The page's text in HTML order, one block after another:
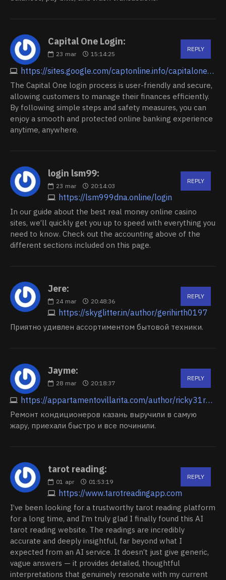
Capital One Login:
23 mar 15:14:25
https://sites.google.com/captonline.info/capitaloneloginn/home
REPLY
The Capital One login process is user-friendly and secure,
allowing customers to manage their finances efficiently.
By following simple steps and safety measures, you can
enjoy a smooth and protected online banking experience
anytime, anywhere.
login lsm99:
23 mar 20:14:03
https://lsm999dna.online/login
REPLY
In our guide about the best real money online casino
sites, we’ll quickly get you up to speed with everything you
need to know. Check out the accounting above of the
different sections included on this page.
Jere:
24 mar 20:48:36
https://skyglitter.in/author/gerihirth0197
REPLY
Приятно удивлен ассортиментом бытовой техники.
Jayme:
28 mar 20:18:37
https://appartamentovillarita.com/author/ricky31r441874
REPLY
Ремонт кондиционеров казань выручили в самую
жару, приехали быстро и все починили.
tarot reading:
01 apr 01:53:19
https://www.tarotreadingapp.com
REPLY
I’ve been looking for a trustworthy tarot reading platform
for a long time, and I’m truly glad I finally found this AI
tarot reading website. The readings are incredibly
accurate and deeply insightful, far beyond what I
expected from an AI service. It doesn’t just give generic,
vague answers — it provides detailed, thoughtful
interpretations that genuinely resonate with my current